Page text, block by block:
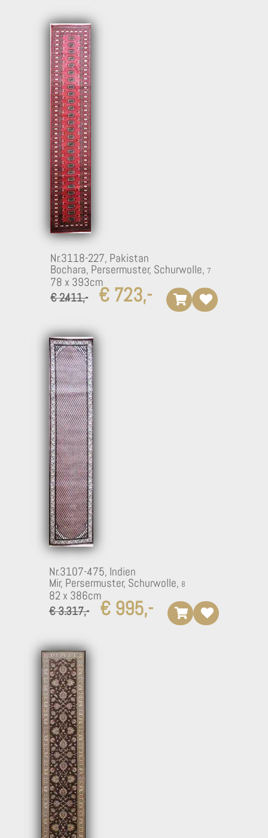
Nr.3118-227, Pakistan
Bochara, Persermuster, Schurwolle,
78 x 393cm
€ 2.411,-
€ 723,-
Nr.3107-475, Indien
Mir, Persermuster, Schurwolle,
82 x 386cm
€ 3.317,-
€ 995,-